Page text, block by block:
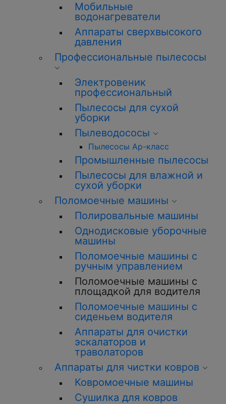
Мобильные
водонагреватели
Аппараты сверхвысокого
давления
Профессиональные пылесосы
Электровеник
профессиональный
Пылесосы для сухой
уборки
Пылеводососы
Пылесосы Ар-класс
Промышленные пылесосы
Пылесосы для влажной и
сухой уборки
Поломоечные машины
Полировальные машины
Однодисковые уборочные
машины
Поломоечные машины с
ручным управлением
Поломоечные машины с
площадкой для водителя
Поломоечные машины с
сиденьем водителя
Аппараты для очистки
эскалаторов и
траволаторов
Аппараты для чистки ковров
Ковромоечные машины
Сушилка для ковров